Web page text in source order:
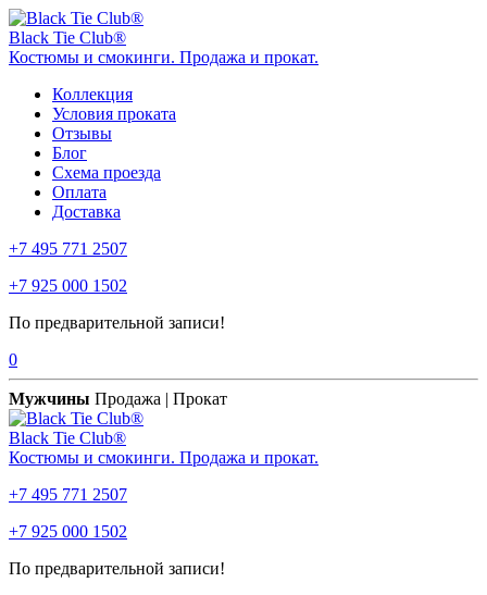
Black Tie Club®
Костюмы и смокинги. Продажа и прокат.
Коллекция
Условия проката
Отзывы
Блог
Схема проезда
Оплата
Доставка
+7 495 771 2507
+7 925 000 1502
По предварительной записи!
0
Мужчины Продажа | Прокат
Black Tie Club®
Костюмы и смокинги. Продажа и прокат.
+7 495 771 2507
+7 925 000 1502
По предварительной записи!